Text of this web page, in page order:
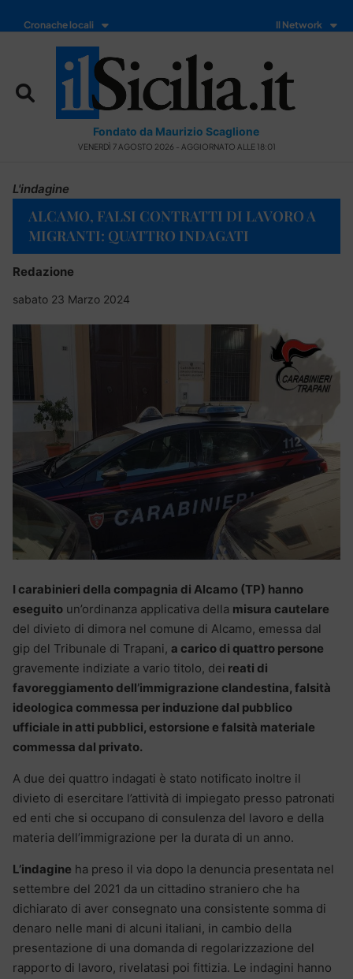
Cronache locali Il Network
Fondato da Maurizio Scaglione
VENERDÌ 7 AGOSTO 2026 - AGGIORNATO ALLE 18:01
L'indagine
ALCAMO, FALSI CONTRATTI DI LAVORO A
MIGRANTI: QUATTRO INDAGATI
Redazione
sabato 23 Marzo 2024
I carabinieri della compagnia di Alcamo (TP) hanno
eseguito un’ordinanza applicativa della misura cautelare
del divieto di dimora nel comune di Alcamo, emessa dal
gip del Tribunale di Trapani, a carico di quattro persone
gravemente indiziate a vario titolo, dei reati di
favoreggiamento dell’immigrazione clandestina, falsità
ideologica commessa per induzione dal pubblico
ufficiale in atti pubblici, estorsione e falsità materiale
commessa dal privato.
A due dei quattro indagati è stato notificato inoltre il
divieto di esercitare l’attività di impiegato presso patronati
ed enti che si occupano di consulenza del lavoro e della
materia dell’immigrazione per la durata di un anno.
L’indagine ha preso il via dopo la denuncia presentata nel
settembre del 2021 da un cittadino straniero che ha
dichiarato di aver consegnato una consistente somma di
denaro nelle mani di alcuni italiani, in cambio della
presentazione di una domanda di regolarizzazione del
rapporto di lavoro, rivelatasi poi fittizia. Le indagini hanno